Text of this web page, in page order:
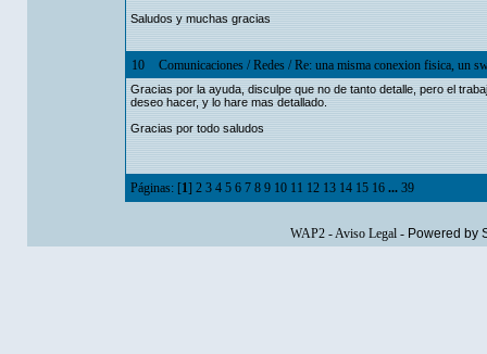
Saludos y muchas gracias
10 Comunicaciones/Redes/Re: una misma conexion fisica, un
Gracias por la ayuda, disculpe que no de tanto detalle, pero el
deseo hacer, y lo hare mas detallado.
Gracias por todo saludos
Páginas: [1] 2 3 4 5 6 7 8 9 10 11 12 13 14 15 16 ... 39
WAP2-Aviso Legal- Powered by